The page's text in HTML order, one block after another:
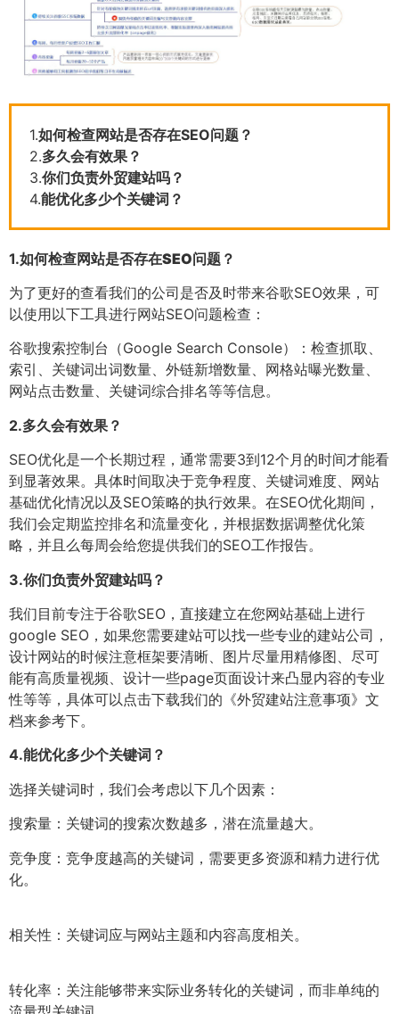
1.如何检查网站是否存在SEO问题？
2.多久会有效果？
3.你们负责外贸建站吗？
4.能优化多少个关键词？
1.如何检查网站是否存在SEO问题？
为了更好的查看我们的公司是否及时带来谷歌SEO效果，可
以使用以下工具进行网站SEO问题检查：
谷歌搜索控制台（Google Search Console）：检查抓取、
索引、关键词出词数量、外链新增数量、网格站曝光数量、
网站点击数量、关键词综合排名等等信息。
2.多久会有效果？
SEO优化是一个长期过程，通常需要3到12个月的时间才能看
到显著效果。具体时间取决于竞争程度、关键词难度、网站
基础优化情况以及SEO策略的执行效果。在SEO优化期间，
我们会定期监控排名和流量变化，并根据数据调整优化策
略，并且么每周会给您提供我们的SEO工作报告。
3.你们负责外贸建站吗？
我们目前专注于谷歌SEO，直接建立在您网站基础上进行
google SEO，如果您需要建站可以找一些专业的建站公司，
设计网站的时候注意框架要清晰、图片尽量用精修图、尽可
能有高质量视频、设计一些page页面设计来凸显内容的专业
性等等，具体可以点击下载我们的《外贸建站注意事项》文
档来参考下。
4.能优化多少个关键词？
选择关键词时，我们会考虑以下几个因素：
搜索量：关键词的搜索次数越多，潜在流量越大。
竞争度：竞争度越高的关键词，需要更多资源和精力进行优
化。
相关性：关键词应与网站主题和内容高度相关。
转化率：关注能够带来实际业务转化的关键词，而非单纯的